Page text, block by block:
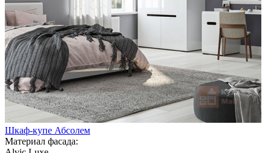
Шкаф-купе Абсолем
Материал фасада: